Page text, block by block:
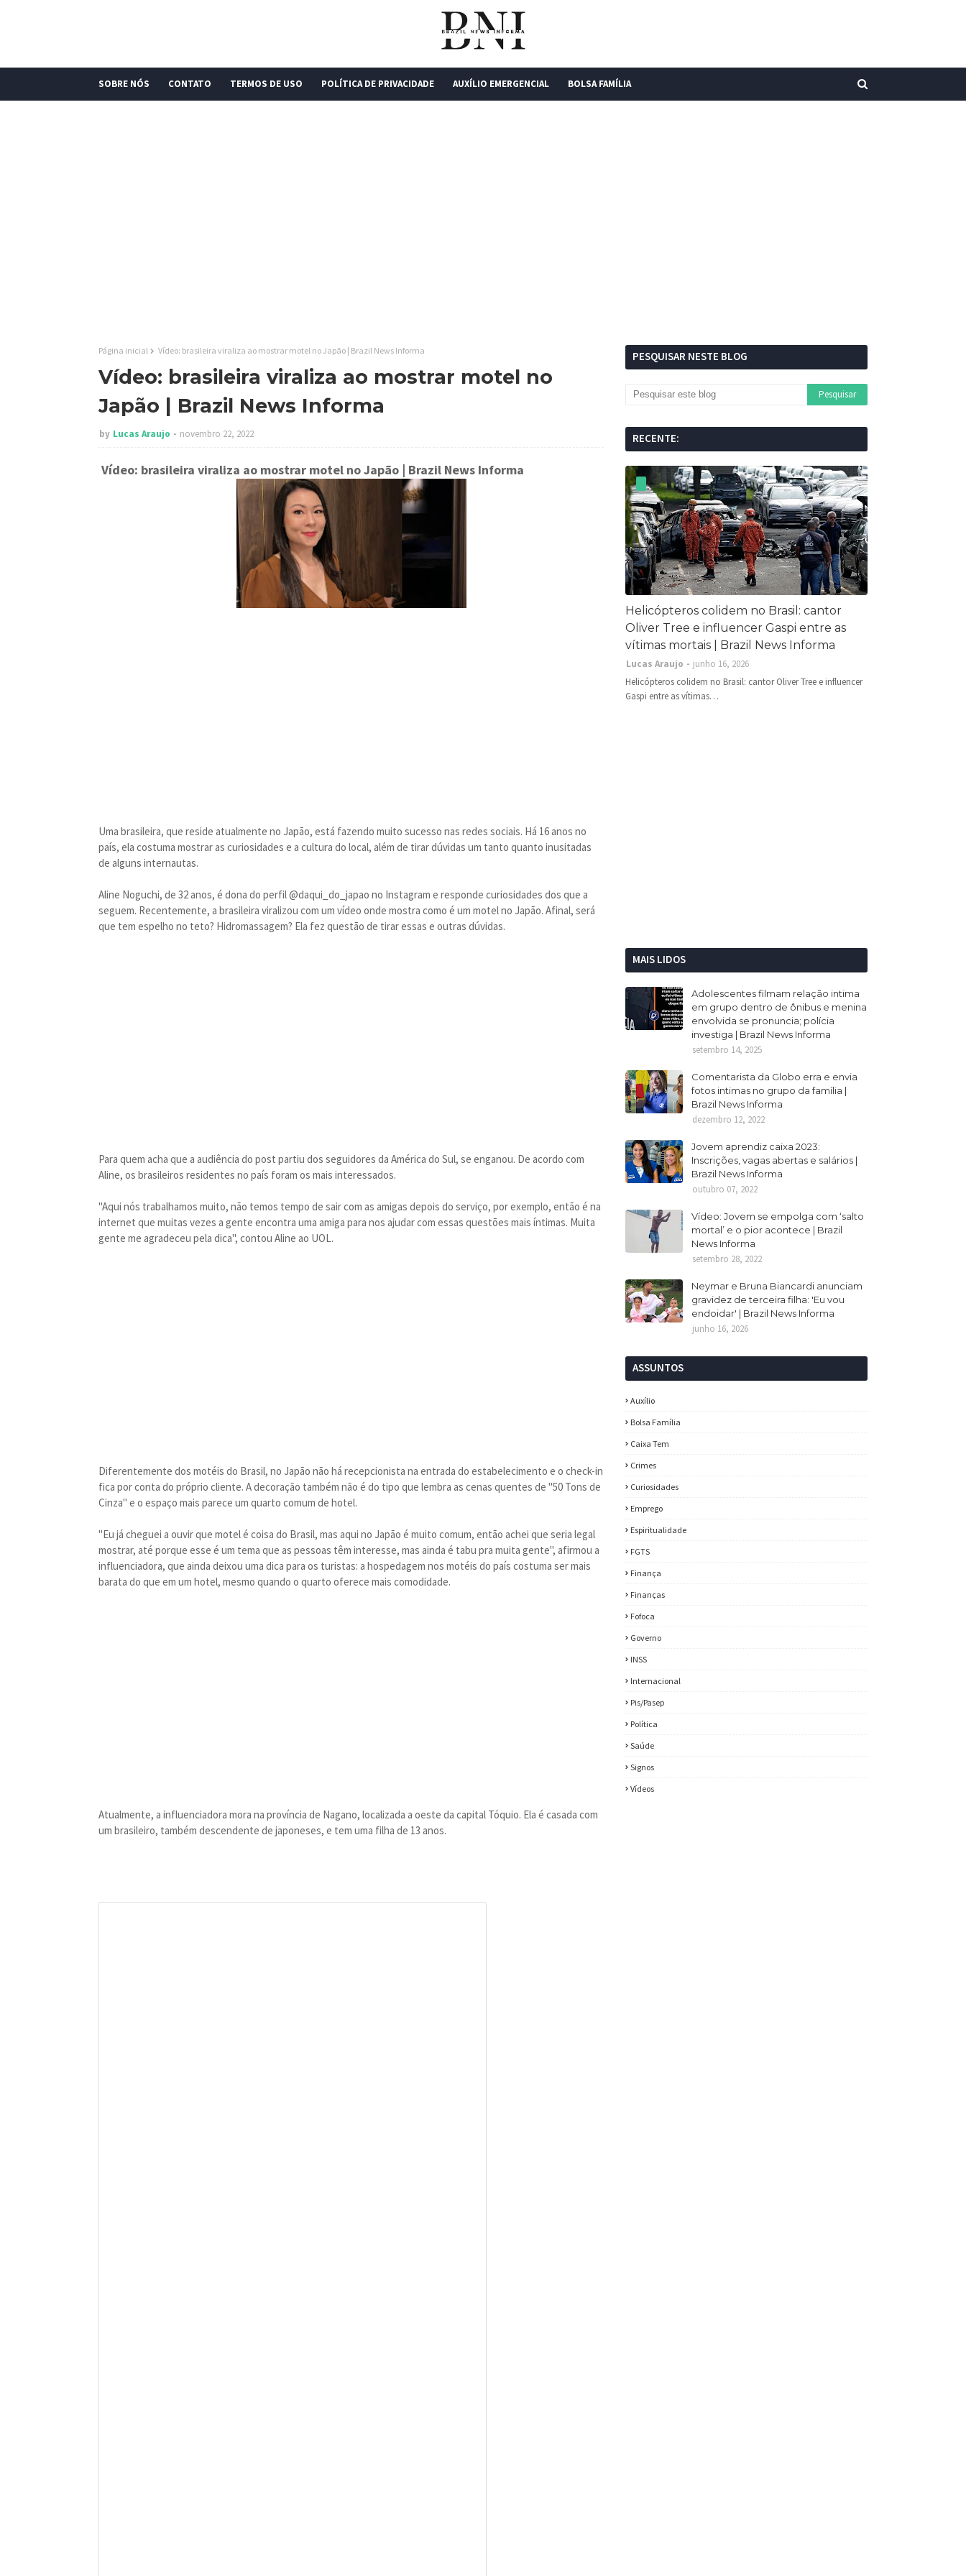
SOBRE NÓS CONTATO TERMOS DE USO POLÍTICA DE PRIVACIDADE AUXÍLIO EMERGENCIAL BOLSA FAMÍLIA
Página inicial Vídeo: brasileira viraliza ao mostrar motel no Japão | Brazil News Informa
Vídeo: brasileira viraliza ao mostrar motel no
Japão | Brazil News Informa
by Lucas Araujo novembro 22, 2022
Vídeo: brasileira viraliza ao mostrar motel no Japão | Brazil News Informa
Uma brasileira, que reside atualmente no Japão, está fazendo muito sucesso nas redes sociais. Há 16 anos no
país, ela costuma mostrar as curiosidades e a cultura do local, além de tirar dúvidas um tanto quanto inusitadas
de alguns internautas.
Aline Noguchi, de 32 anos, é dona do perfil @daqui_do_japao no Instagram e responde curiosidades dos que a
seguem. Recentemente, a brasileira viralizou com um vídeo onde mostra como é um motel no Japão. Afinal, será
que tem espelho no teto? Hidromassagem? Ela fez questão de tirar essas e outras dúvidas.
Para quem acha que a audiência do post partiu dos seguidores da América do Sul, se enganou. De acordo com
Aline, os brasileiros residentes no país foram os mais interessados.
"Aqui nós trabalhamos muito, não temos tempo de sair com as amigas depois do serviço, por exemplo, então é na
internet que muitas vezes a gente encontra uma amiga para nos ajudar com essas questões mais íntimas. Muita
gente me agradeceu pela dica", contou Aline ao UOL.
Diferentemente dos motéis do Brasil, no Japão não há recepcionista na entrada do estabelecimento e o check-in
fica por conta do próprio cliente. A decoração também não é do tipo que lembra as cenas quentes de "50 Tons de
Cinza" e o espaço mais parece um quarto comum de hotel.
"Eu já cheguei a ouvir que motel é coisa do Brasil, mas aqui no Japão é muito comum, então achei que seria legal
mostrar, até porque esse é um tema que as pessoas têm interesse, mas ainda é tabu pra muita gente", afirmou a
influenciadora, que ainda deixou uma dica para os turistas: a hospedagem nos motéis do país costuma ser mais
barata do que em um hotel, mesmo quando o quarto oferece mais comodidade.
Atualmente, a influenciadora mora na província de Nagano, localizada a oeste da capital Tóquio. Ela é casada com
um brasileiro, também descendente de japoneses, e tem uma filha de 13 anos.
PESQUISAR NESTE BLOG
RECENTE:
Helicópteros colidem no Brasil: cantor
Oliver Tree e influencer Gaspi entre as
vítimas mortais | Brazil News Informa
Lucas Araujo
junho 16, 2026
Helicópteros colidem no Brasil: cantor Oliver Tree e influencer
Gaspi entre as vítimas…
MAIS LIDOS
Adolescentes filmam relação intima
em grupo dentro de ônibus e menina
envolvida se pronuncia; polícia
investiga | Brazil News Informa
setembro 14, 2025
Comentarista da Globo erra e envia
fotos intimas no grupo da família |
Brazil News Informa
dezembro 12, 2022
Jovem aprendiz caixa 2023:
Inscrições, vagas abertas e salários |
Brazil News Informa
outubro 07, 2022
Vídeo: Jovem se empolga com ‘salto
mortal’ e o pior acontece | Brazil
News Informa
setembro 28, 2022
Neymar e Bruna Biancardi anunciam
gravidez de terceira filha: 'Eu vou
endoidar' | Brazil News Informa
junho 16, 2026
ASSUNTOS
Auxílio
Bolsa Família
Caixa Tem
Crimes
Curiosidades
Emprego
Espiritualidade
FGTS
Finança
Finanças
Fofoca
Governo
INSS
Internacional
Pis/Pasep
Política
Saúde
Signos
Vídeos